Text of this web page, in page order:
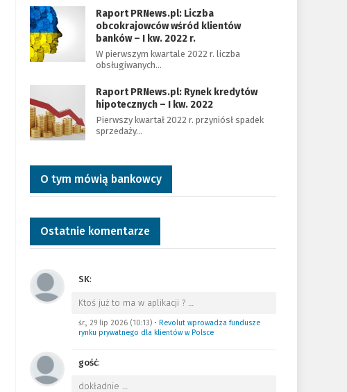
Raport PRNews.pl: Liczba
obcokrajowców wśród klientów
banków – I kw. 2022 r.
W pierwszym kwartale 2022 r. liczba
obsługiwanych…
Raport PRNews.pl: Rynek kredytów
hipotecznych – I kw. 2022
Pierwszy kwartał 2022 r. przyniósł spadek
sprzedaży…
O tym mówią bankowcy
Ostatnie komentarze
SK:
Ktoś już to ma w aplikacji ? …
śr., 29 lip 2026 (10:13)• Revolut wprowadza fundusze
rynku prywatnego dla klientów w Polsce
gość:
dokładnie …